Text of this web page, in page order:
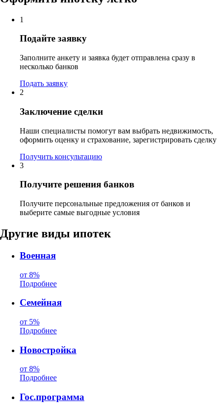
1
Подайте заявку
Заполните анкету и заявка будет отправлена сразу в
несколько банков
Подать заявку
2
Заключение сделки
Наши специалисты помогут вам выбрать недвижимость,
оформить оценку и страхование, зарегистрировать сделку
Получить консультацию
3
Получите решения банков
Получите персональные предложения от банков и
выберите самые выгодные условия
Другие виды ипотек
Военная
от 8%
Подробнее
Семейная
от 5%
Подробнее
Новостройка
от 8%
Подробнее
Гос.программа